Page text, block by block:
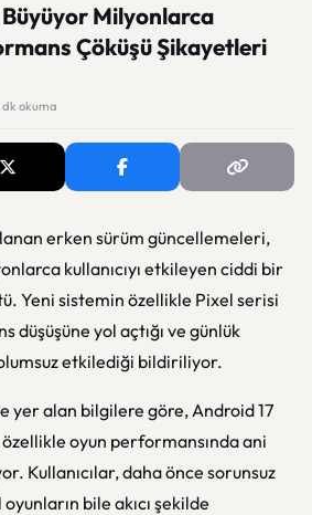
Milyonlarca
Çöküşü Şikayetleri
dk okuma
erken sürüm güncellemeleri,
kullanıcıyı etkileyen ciddi bir
Yeni sistemin özellikle Pixel serisi
düşüşüne yol açtığı ve günlük
etkilediği bildiriliyor.
yer alan bilgilere göre, Android 17
oyun performansında ani
Kullanıcılar, daha önce sorunsuz
bile akıcı şekilde